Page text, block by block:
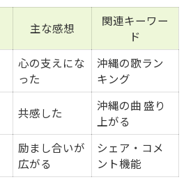
主な感想
関連キーワー
ド
心の支えにな
った
沖縄の歌ラン
キング
共感した
沖縄の曲 盛り
上がる
励まし合いが
広がる
シェア・コメ
ント機能